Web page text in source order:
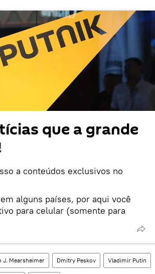
que a grande
a conteúdos exclusivos no
alguns países, por aqui você
para celular (somente para
J. Mearsheimer Dmitry Peskov Vladimir Putin